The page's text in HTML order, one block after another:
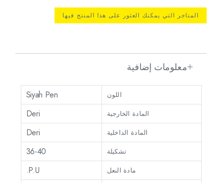
المتاجر التي يمكنك العثور على هذا المنتج فيها
معلومات إضافية
اللون Siyah Pen
المادة الخارجية Deri
المادة الداخلية Deri
تشكيلة 36-40
مادة النعل P.U.